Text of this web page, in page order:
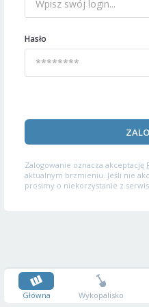
Hasło
Zalogowanie oznacza akceptację
aktualnym brzmieniu. Jeśli nie
prosimy o niekorzystanie z
Główna Wykopalisko